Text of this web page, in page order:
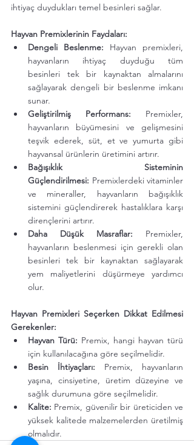
ihtiyaç duydukları temel besinleri sağlar.
Hayvan Premixlerinin Faydaları:
Dengeli Beslenme: Hayvan premixleri,
hayvanların ihtiyaç duyduğu tüm
besinleri tek bir kaynaktan almalarını
sağlayarak dengeli bir beslenme imkanı
sunar.
Geliştirilmiş Performans: Premixler,
hayvanların büyümesini ve gelişmesini
teşvik ederek, süt, et ve yumurta gibi
hayvansal ürünlerin üretimini artırır.
Bağışıklık Sisteminin
Güçlendirilmesi: Premixlerdeki vitaminler
ve mineraller, hayvanların bağışıklık
sistemini güçlendirerek hastalıklara karşı
dirençlerini artırır.
Daha Düşük Masraflar: Premixler,
hayvanların beslenmesi için gerekli olan
besinleri tek bir kaynaktan sağlayarak
yem maliyetlerini düşürmeye yardımcı
olur.
Hayvan Premixleri Seçerken Dikkat Edilmesi
Gerekenler:
Hayvan Türü: Premix, hangi hayvan türü
için kullanılacağına göre seçilmelidir.
Besin İhtiyaçları: Premix, hayvanların
yaşına, cinsiyetine, üretim düzeyine ve
sağlık durumuna göre seçilmelidir.
Kalite: Premix, güvenilir bir üreticiden ve
olmalıdır.